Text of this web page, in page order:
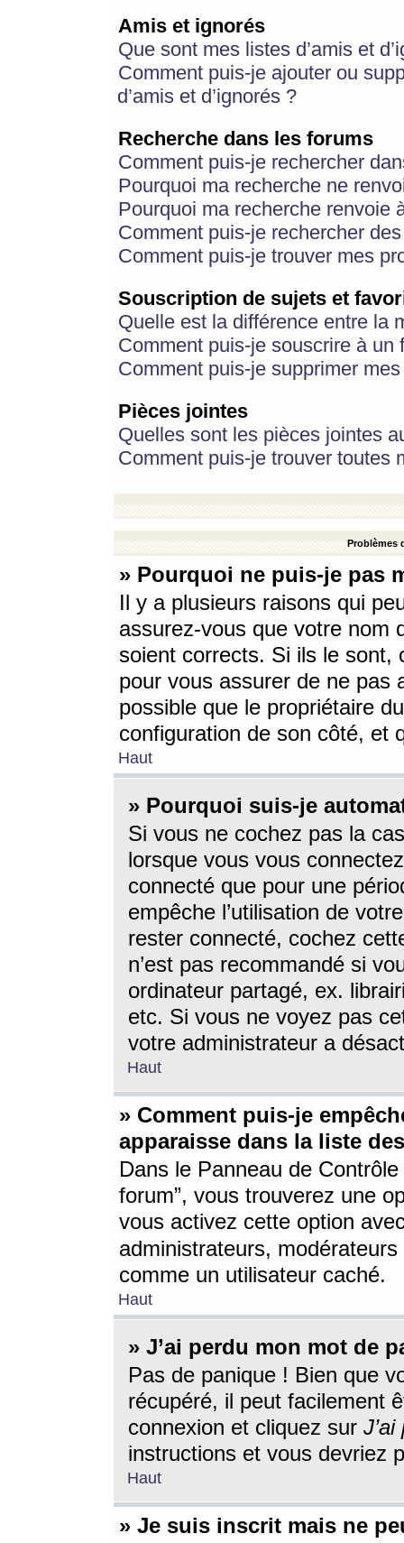
Amis et ignorés
Que sont mes listes d’amis et
Comment puis-je ajouter ou
d’amis et d’ignorés ?
Recherche dans les forums
Comment puis-je rechercher
Pourquoi ma recherche ne
Pourquoi ma recherche renvoie
Comment puis-je rechercher
Comment puis-je trouver mes
Souscription de sujets et
Quelle est la différence entre la
Comment puis-je souscrire à
Comment puis-je supprimer
Pièces jointes
Quelles sont les pièces jointes
Comment puis-je trouver toutes
Problèmes
» Pourquoi ne puis-je pas
Il y a plusieurs raisons qui
assurez-vous que votre nom
soient corrects. Si ils le sont,
pour vous assurer de ne pas
possible que le propriétaire
configuration de son côté, et
Haut
» Pourquoi suis-je
Si vous ne cochez pas la
lorsque vous vous
connecté que pour une
empêche l’utilisation de
rester connecté, cochez
n’est pas recommandé si
ordinateur partagé, ex.
etc. Si vous ne voyez pas
votre administrateur a
Haut
» Comment puis-je
apparaisse dans la liste
Dans le Panneau de
forum”, vous trouverez une
vous activez cette option
administrateurs,
comme un utilisateur caché.
Haut
» J’ai perdu mon mot de
Pas de panique ! Bien que
récupéré, il peut facilement
connexion et cliquez sur
instructions et vous devriez
Haut
» Je suis inscrit mais ne